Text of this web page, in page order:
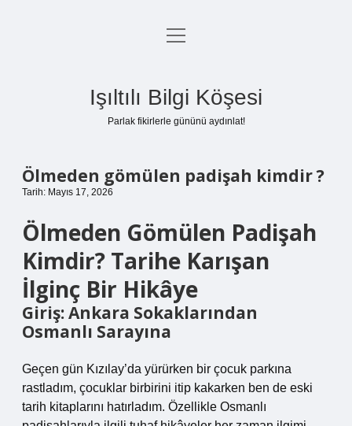
Anasayfa
Yasal Uyarı
menüyü
Işıltılı Bilgi Köşesi
Parlak fikirlerle gününü aydınlat!
Ölmeden gömülen padişah kimdir ?
Tarih: Mayıs 17, 2026
Ölmeden Gömülen Padişah
Kimdir? Tarihe Karışan
İlginç Bir Hikâye
Giriş: Ankara Sokaklarından
Osmanlı Sarayına
Geçen gün Kızılay’da yürürken bir çocuk parkına
rastladım, çocuklar birbirini itip kakarken ben de eski
tarih kitaplarını hatırladım. Özellikle Osmanlı